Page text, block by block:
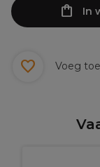
In
Voeg